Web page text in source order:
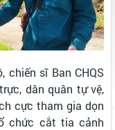
chiến sĩ Ban CHQS
dân quân tự vệ,
cực tham gia dọn
chức cắt tia cảnh